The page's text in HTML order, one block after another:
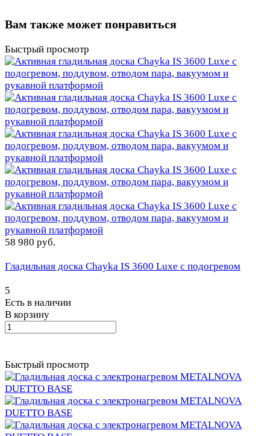
Вам также может понравиться
Быстрый просмотр
58 980 руб.
Гладильная доска Chayka IS 3600 Luxe с подогревом
5
Есть в наличии
В корзину
Быстрый просмотр